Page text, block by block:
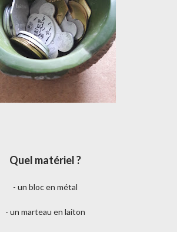
Quel matériel ?
- un bloc en métal
- un marteau en laiton